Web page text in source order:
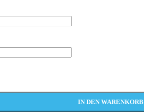
IN DEN WARENKORB